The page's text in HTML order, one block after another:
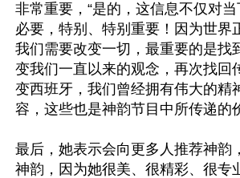
非常重要，“是的，这信息不仅对
必要，特别、特别重要！因为世界
我们需要改变一切，最重要的是找
变我们一直以来的观念，再次找回
变西班牙，我们曾经拥有伟大的精
容，这些也是神韵节目中所传递的
最后，她表示会向更多人推荐神韵
神韵，因为她很美、很精彩、很专